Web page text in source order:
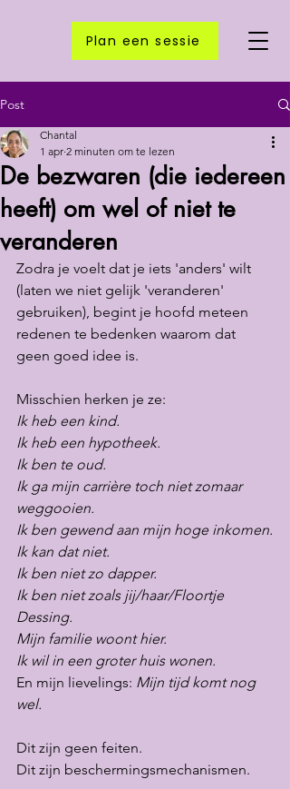
Plan een sessie
Post
De bezwaren (die iedereen
heeft) om wel of niet te
veranderen
Chantal
1 apr 2 minuten om te lezen
Zodra je voelt dat je iets 'anders' wilt
(laten we niet gelijk 'veranderen'
gebruiken), begint je hoofd meteen
redenen te bedenken waarom dat
geen goed idee is.
Misschien herken je ze:
Ik heb een kind.
Ik heb een hypotheek.
Ik ben te oud.
Ik ga mijn carrière toch niet zomaar
weggooien.
Ik ben gewend aan mijn hoge inkomen.
Ik kan dat niet.
Ik ben niet zo dapper.
Ik ben niet zoals jij/haar/Floortje
Dessing.
Mijn familie woont hier.
Ik wil in een groter huis wonen.
En mijn lievelings: Mijn tijd komt nog
wel.
Dit zijn geen feiten.
Dit zijn beschermingsmechanismen.